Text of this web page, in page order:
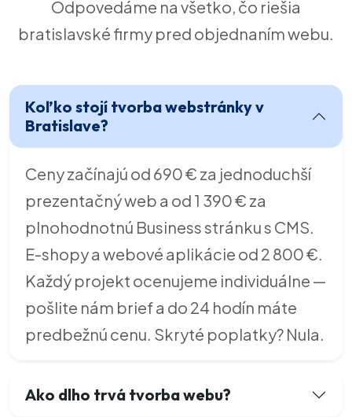
Odpovedáme na všetko, čo riešia
bratislavské firmy pred objednaním webu.
Koľko stojí tvorba webstránky v
Bratislave?
Ceny začínajú od 690 € za jednoduchší
prezentačný web a od 1 390 € za
plnohodnotnú Business stránku s CMS.
E-shopy a webové aplikácie od 2 800 €.
Každý projekt ocenujeme individuálne —
pošlite nám brief a do 24 hodín máte
predbežnú cenu. Skryté poplatky? Nula.
Ako dlho trvá tvorba webu?